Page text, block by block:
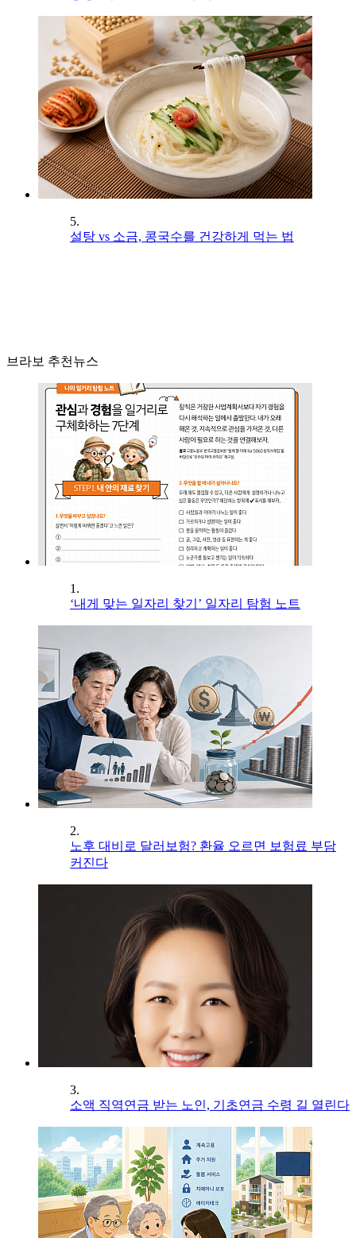
5.
설탕 vs 소금, 콩국수를 건강하게 먹는 법
브라보 추천뉴스
1.
‘내게 맞는 일자리 찾기’ 일자리 탐험 노트
2.
노후 대비로 달러보험? 환율 오르면 보험료 부담
커진다
3.
소액 직역연금 받는 노인, 기초연금 수령 길 열린다